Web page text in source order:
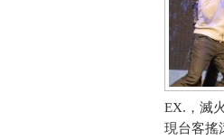
EX.，滅
現台客搖